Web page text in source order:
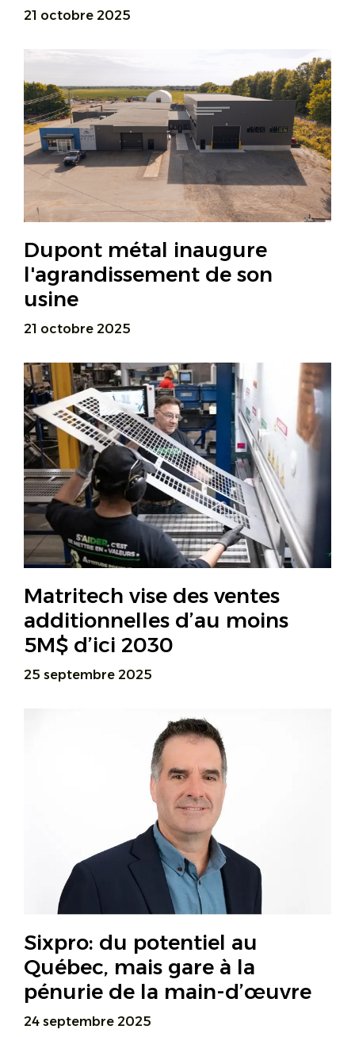
21 octobre 2025
Dupont métal inaugure
l'agrandissement de son
usine
21 octobre 2025
Matritech vise des ventes
additionnelles d’au moins
5M$ d’ici 2030
25 septembre 2025
Sixpro: du potentiel au
Québec, mais gare à la
pénurie de la main-d’œuvre
24 septembre 2025